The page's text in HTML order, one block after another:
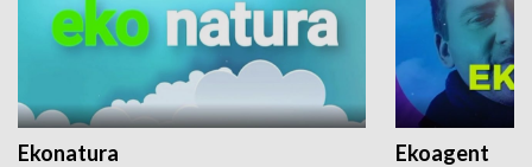
Ekonatura Ekoagent